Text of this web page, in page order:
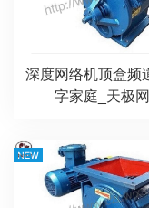
深度网络机顶盒频
字家庭_天极网